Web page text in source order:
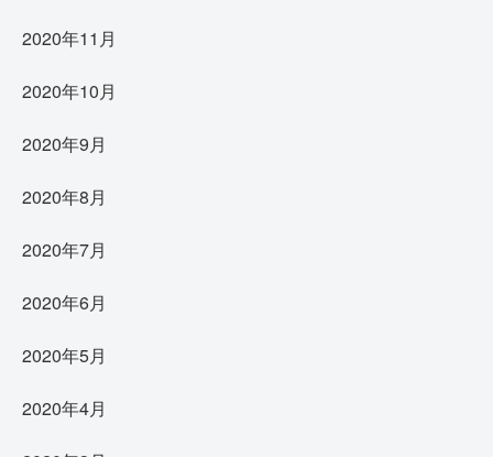
2020年11月
2020年10月
2020年9月
2020年8月
2020年7月
2020年6月
2020年5月
2020年4月